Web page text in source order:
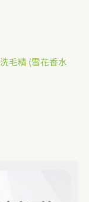
毛精 (雪花香水